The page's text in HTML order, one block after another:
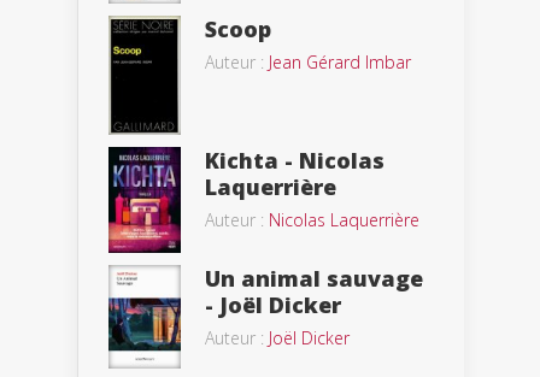
Scoop
Auteur : Jean Gérard Imbar
Kichta - Nicolas
Laquerrière
Auteur : Nicolas Laquerrière
Un animal sauvage
- Joël Dicker
Auteur : Joël Dicker